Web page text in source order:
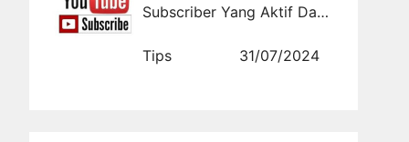
Subscriber Yang Aktif Dan
Tips
31/07/2024